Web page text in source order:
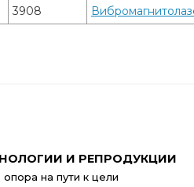
3908
И РЕПРОДУКЦИИ
на пути к цели